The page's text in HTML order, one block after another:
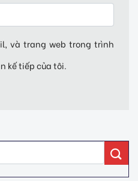
và trang web trong trình
kế tiếp của tôi.